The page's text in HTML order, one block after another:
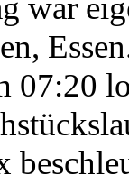
war
07:20